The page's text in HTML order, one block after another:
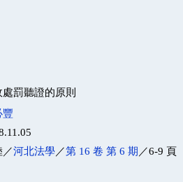
處罰聽證的原則
豐
／河北法學／第 16 卷 第 6 期 ／6-9 頁